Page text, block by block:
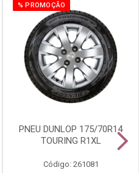
% PROMOÇÃO
PNEU DUNLOP 175/70R14
TOURING R1XL
Código: 261081